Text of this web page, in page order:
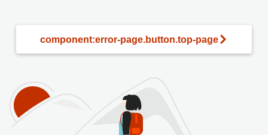
component:error-page.button.top-page